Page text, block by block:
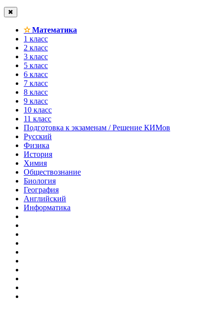
✖
✫Математика
1 класс
2 класс
3 класс
5 класс
6 класс
7 класс
8 класс
9 класс
10 класс
11 класс
Подготовка к экзаменам / Решение КИМов
Русский
Физика
История
Химия
Обществознание
Биология
География
Английский
Информатика